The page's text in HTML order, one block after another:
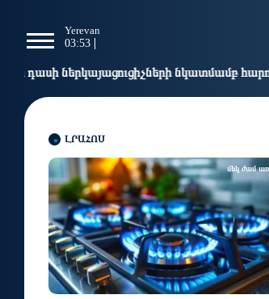
Yerevan
03:53
նկատմամբ հարուցված այս
ԼՐԱՀՈՍ
մեկ ժամ